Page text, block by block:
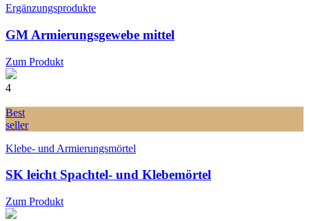
Ergänzungsprodukte
GM Armierungsgewebe mittel
Zum Produkt
4
Best
seller
Klebe- und Armierungsmörtel
SK leicht Spachtel- und Klebemörtel
Zum Produkt